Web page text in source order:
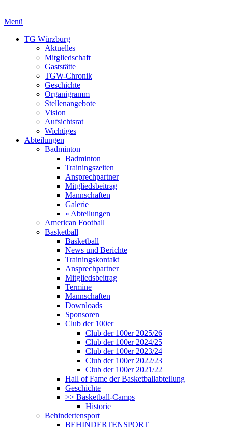
Menü
TG Würzburg
Aktuelles
Mitgliedschaft
Gaststätte
TGW-Chronik
Geschichte
Organigramm
Stellenangebote
Vision
Aufsichtsrat
Wichtiges
Abteilungen
Badminton
Badminton
Trainingszeiten
Ansprechpartner
Mitgliedsbeitrag
Mannschaften
Galerie
« Abteilungen
American Football
Basketball
Basketball
News und Berichte
Trainingskontakt
Ansprechpartner
Mitgliedsbeitrag
Termine
Mannschaften
Downloads
Sponsoren
Club der 100er
Club der 100er 2025/26
Club der 100er 2024/25
Club der 100er 2023/24
Club der 100er 2022/23
Club der 100er 2021/22
Hall of Fame der Basketballabteilung
Geschichte
>> Basketball-Camps
Historie
Behindertensport
BEHINDERTENSPORT